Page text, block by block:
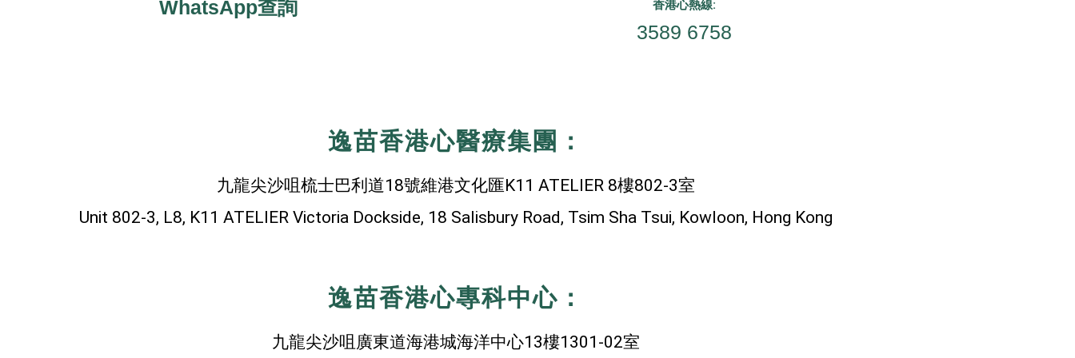
WhatsApp查詢 香港心熱線:
3589 6758
逸苗香港心醫療集團：
九龍尖沙咀梳士巴利道18號維港文化匯K11 ATELIER 8樓802-3室
Unit 802-3, L8, K11 ATELIER Victoria Dockside, 18 Salisbury Road, Tsim Sha Tsui, Kowloon, Hong Kong
逸苗香港心專科中心：
九龍尖沙咀廣東道海港城海洋中心13樓1301-02室